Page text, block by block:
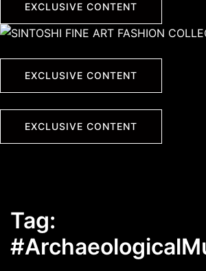
EXCLUSIVE CONTENT
EXCLUSIVE CONTENT
EXCLUSIVE CONTENT
Tag: